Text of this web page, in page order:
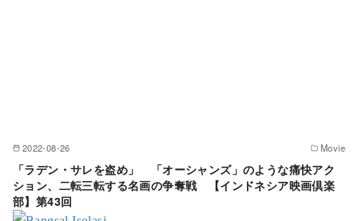
2022-08-26 Movie
「ラデン・サレを盗め」 「オーシャンズ」のような痛快アク
ション、二転三転する名画の争奪戦 【インドネシア映画倶楽
部】第43回